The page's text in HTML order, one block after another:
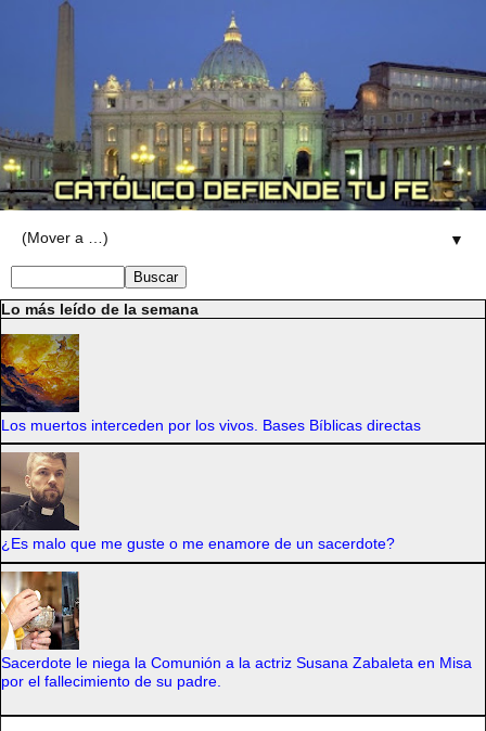
▼
Lo más leído de la semana
Los muertos interceden por los vivos. Bases Bíblicas directas
¿Es malo que me guste o me enamore de un sacerdote?
Sacerdote le niega la Comunión a la actriz Susana Zabaleta en Misa
por el fallecimiento de su padre.